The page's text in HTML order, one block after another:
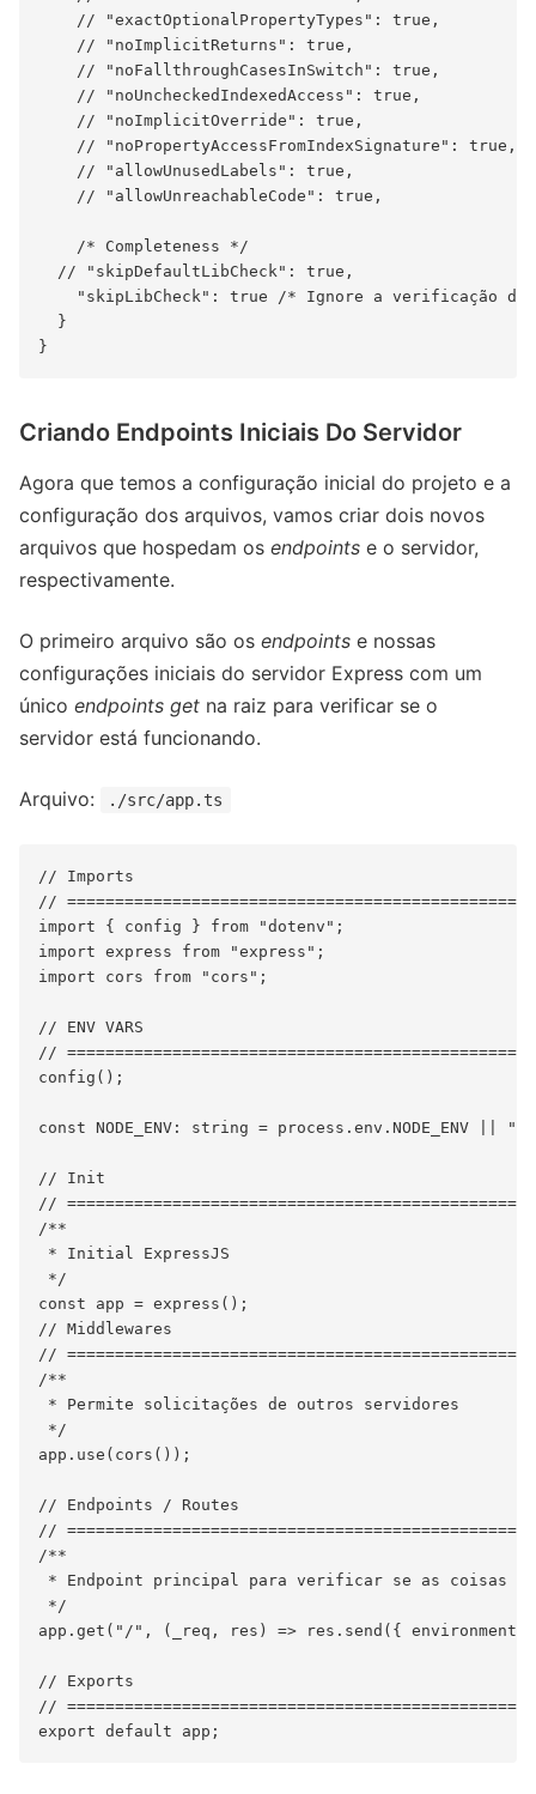
Criando Endpoints Iniciais Do Servidor
Agora que temos a configuração inicial do projeto e a
configuração dos arquivos, vamos criar dois novos
arquivos que hospedam os endpoints e o servidor,
respectivamente.
O primeiro arquivo são os endpoints e nossas
configurações iniciais do servidor Express com um
único endpoints get na raiz para verificar se o
servidor está funcionando.
Arquivo: ./src/app.ts
// Imports
//
import { config } from "dotenv";
import express from "express";
import cors from "cors";
// ENV VARS
//
config();
const NODE_ENV: string = process.env.NODE_ENV ||
// Init
//
/**
* Initial ExpressJS
*/
const app = express();
// Middlewares
//
/**
* Permite solicitações de outros servidores
*/
app.use(cors());
// Endpoints / Routes
//
/**
* Endpoint principal para verificar se as coisas
*/
app.get("/", (_req, res) => res.send({ environment:
// Exports
//